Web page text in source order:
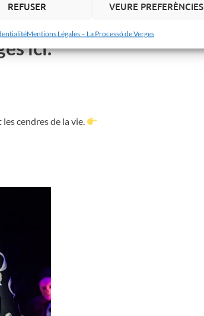
REFUSER VEURE PREFERÈNCIES
Mentions Légales – La Processó de Verges
? Achetez
ici.
cendres de la vie.